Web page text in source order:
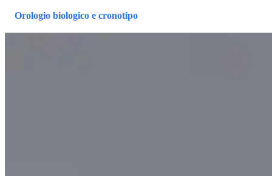
Orologio biologico e cronotipo